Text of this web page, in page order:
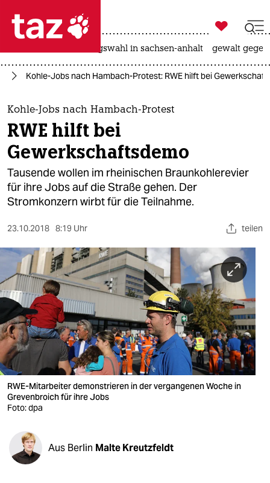
 taz zahl ich
taz zahl ich
themen
politik
öko
gesellschaft
sport
berlin
nord
wahrheit
verlag
verlag
veranstaltungen
fragen & hilfe

taz zahl ich
landtagswahl in sachsen-anhalt gewalt
Kohle-Jobs nach Hambach-Protest: RWE hilft bei
Kohle-Jobs nach Hambach-Protest
RWE hilft bei
Gewerkschaftsdemo
Tausende wollen im rheinischen Braunkohlerevier
für ihre Jobs auf die Straße gehen. Der
Stromkonzern wirbt für die Teilnahme.
23.10.2018 8:19 Uhr teilen
RWE-Mitarbeiter demonstrieren in der vergangenen Woche in
Grevenbroich für ihre Jobs
Foto: dpa
Aus Berlin Malte Kreutzfeldt